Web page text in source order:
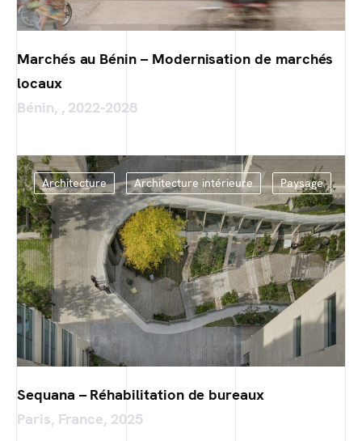
Marchés au Bénin – Modernisation de marchés
locaux
Bénin, , 2022-2028
Architecture Architecture intérieure Paysage
Sequana – Réhabilitation de bureaux
Paris, France, 2025